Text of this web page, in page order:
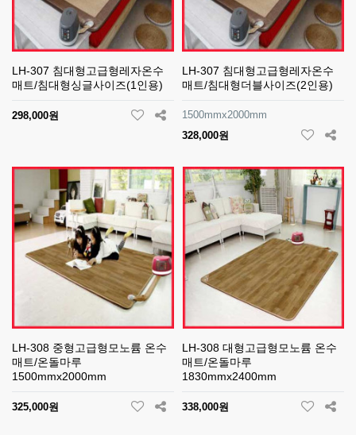
LH-307 침대형고급형레자온수
매트/침대형싱글사이즈(1인용)
298,000원
LH-307 침대형고급형레자온수
매트/침대형더블사이즈(2인용)
1500mmx2000mm
328,000원
LH-308 중형고급형모노륨 온수
매트/온돌마루
1500mmx2000mm
325,000원
LH-308 대형고급형모노륨 온수
매트/온돌마루
1830mmx2400mm
338,000원